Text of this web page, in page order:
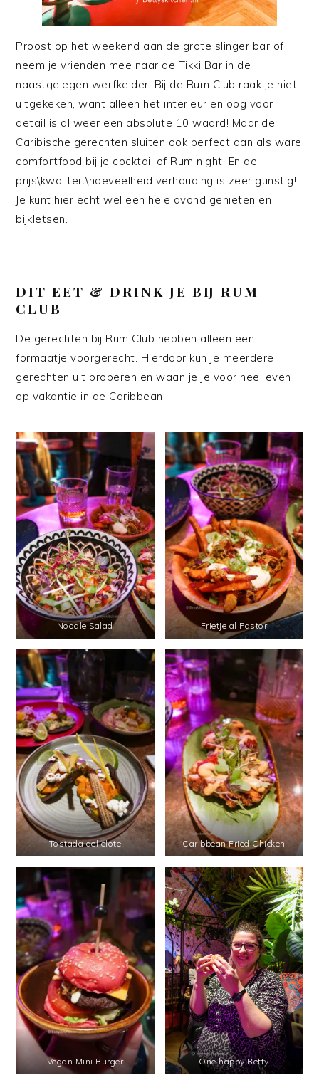
Proost op het weekend aan de grote slinger bar of
neem je vrienden mee naar de Tikki Bar in de
naastgelegen werfkelder. Bij de Rum Club raak je niet
uitgekeken, want alleen het interieur en oog voor
detail is al weer een absolute 10 waard! Maar de
Caribische gerechten sluiten ook perfect aan als ware
comfortfood bij je cocktail of Rum night. En de
prijs\kwaliteit\hoeveelheid verhouding is zeer gunstig!
Je kunt hier echt wel een hele avond genieten en
bijkletsen.
DIT EET & DRINK JE BIJ RUM
CLUB
De gerechten bij Rum Club hebben alleen een
formaatje voorgerecht. Hierdoor kun je meerdere
gerechten uit proberen en waan je je voor heel even
op vakantie in de Caribbean.
Noodle Salad Frietje al Pastor
Tostada del elote Caribbean Fried Chicken
Vegan Mini Burger One happy Betty